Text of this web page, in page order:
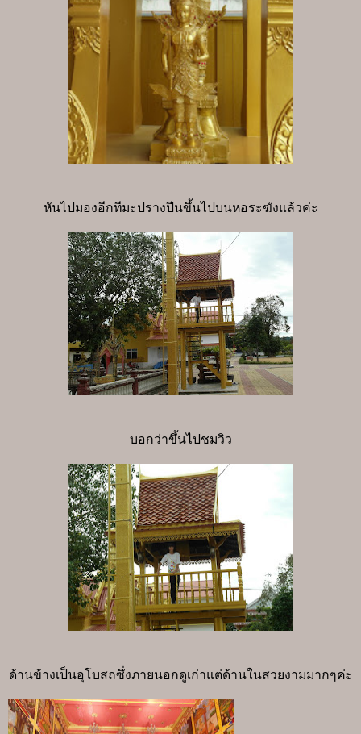
หันไปมองอีกทีมะปรางปีนขึ้นไปบนหอระฆังแล้วค่ะ
บอกว่าขึ้นไปชมวิว
ด้านข้างเป็นอุโบสถซึ่งภายนอกดูเก่าแต่ด้านในสวยงามมากๆค่ะ